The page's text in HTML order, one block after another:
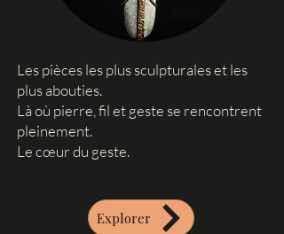
Les pièces les plus sculpturales et les
plus abouties.
Là où pierre, fil et geste se rencontrent
pleinement.
Le cœur du geste.
Explorer